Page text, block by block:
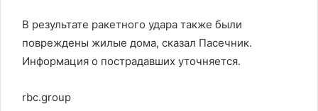
В результате ракетного удара также были
повреждены жилые дома, сказал Пасечник.
Информация о пострадавших уточняется.
rbc.group